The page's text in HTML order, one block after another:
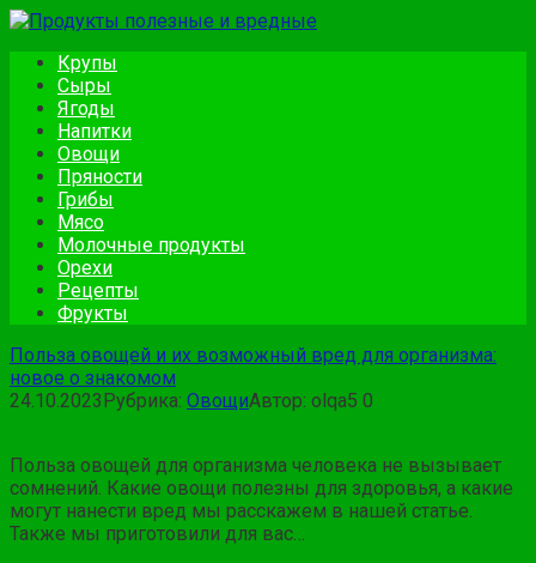
Перейти
контентуКрупы
Сыры
Ягоды
Напитки
Овощи
Пряности
Грибы
Мясо
Молочные продукты
Орехи
Рецепты
Фрукты
Польза овощей и их возможный вред для организма:
новое о знакомом
24.10.2023Рубрика: ОвощиАвтор: olqa5 0
Польза овощей для организма человека не вызывает
сомнений. Какие овощи полезны для здоровья, а какие
могут нанести вред мы расскажем в нашей статье.
Также мы приготовили для вас…